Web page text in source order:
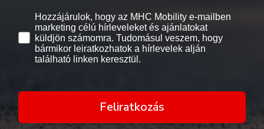
Hozzájárulok, hogy az MHC Mobility e-mailben
marketing célú hírleveleket és ajánlatokat
küldjön számomra. Tudomásul veszem, hogy
bármikor leiratkozhatok a hírlevelek alján
található linken keresztül.
Feliratkozás